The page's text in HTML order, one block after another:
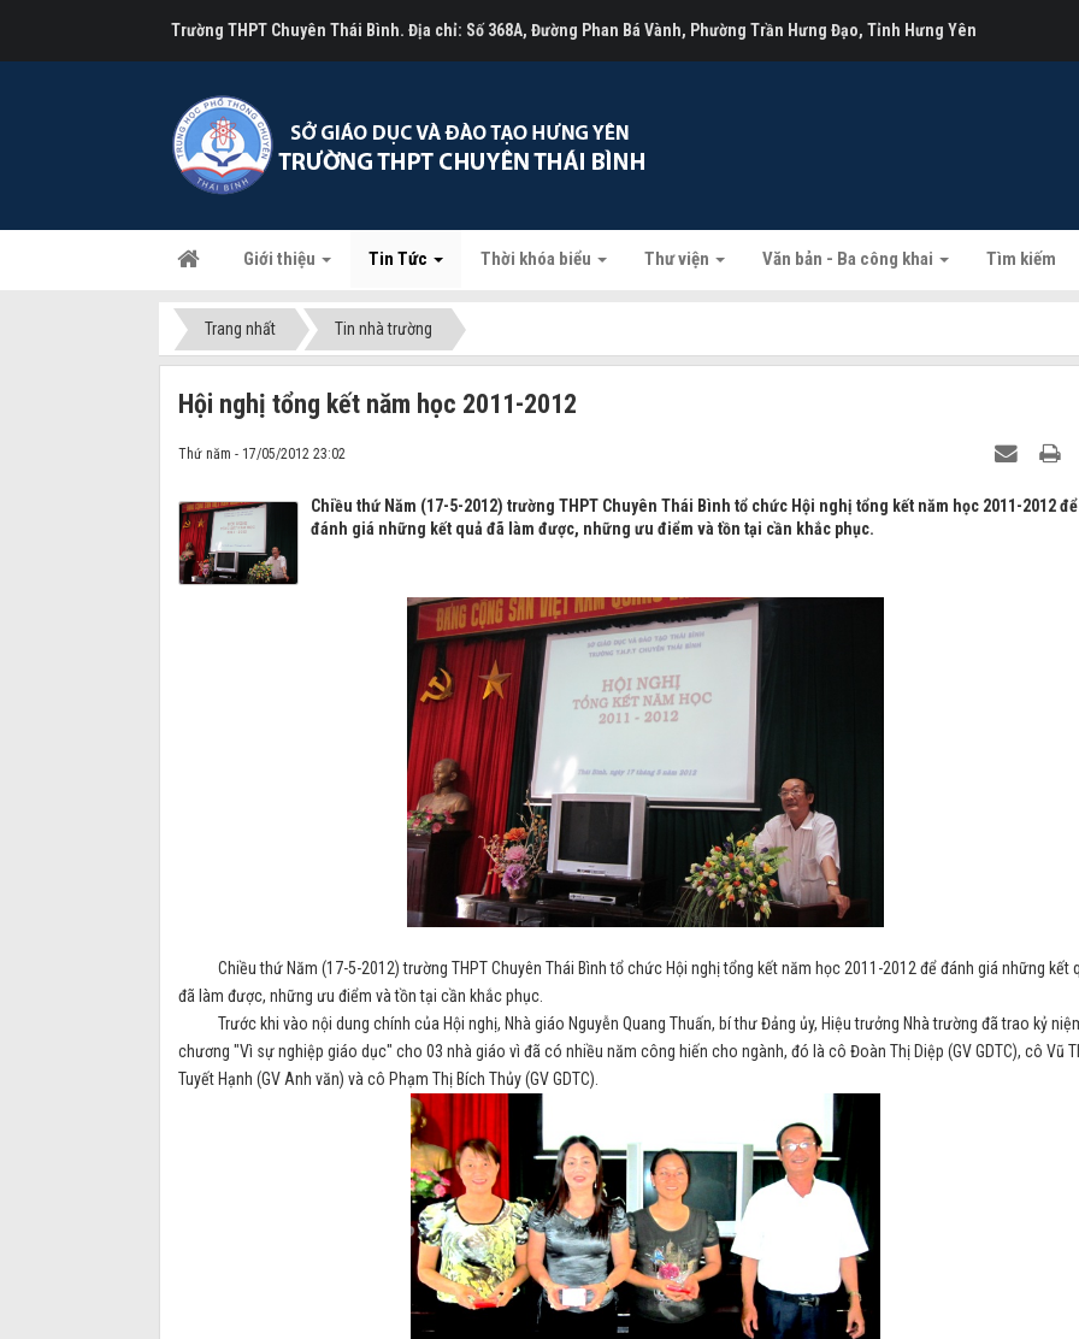
Giới thiệu Tin Tức Thời khóa biểu Thư viện Văn bản - Ba công khai Tìm kiếm
Trường THPT Chuyên Thái Bình. Địa chỉ: Số 368A, Đường Phan Bá Vành, Phường Trần Hưng Đạo, Tỉnh Hưng Yên
Trang nhất Tin nhà trường
Hội nghị tổng kết năm học 2011-2012
Thứ năm - 17/05/2012 23:02
Chiều thứ Năm (17-5-2012) trường THPT Chuyên Thái Bình tổ chức Hội nghị tổng kết năm học 2011-2012 để
đánh giá những kết quả đã làm được, những ưu điểm và tồn tại cần khắc phục.
Chiều thứ Năm (17-5-2012) trường THPT Chuyên Thái Bình tổ chức Hội nghị tổng kết năm học 2011-2012 để đánh giá những kết
đã làm được, những ưu điểm và tồn tại cần khắc phục.
Trước khi vào nội dung chính của Hội nghị, Nhà giáo Nguyễn Quang Thuấn, bí thư Đảng ủy, Hiệu trưởng Nhà trường đã trao kỷ
chương "Vì sự nghiệp giáo dục" cho 03 nhà giáo vì đã có nhiều năm công hiến cho ngành, đó là cô Đoàn Thị Diệp (GV GDTC), cô Vũ
Tuyết Hạnh (GV Anh văn) và cô Phạm Thị Bích Thủy (GV GDTC).